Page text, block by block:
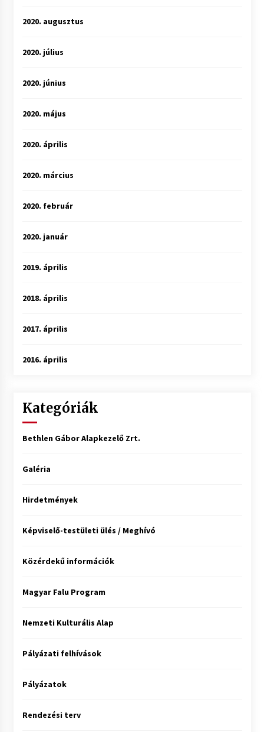
2020. augusztus
2020. július
2020. június
2020. május
2020. április
2020. március
2020. február
2020. január
2019. április
2018. április
2017. április
2016. április
Kategóriák
Bethlen Gábor Alapkezelő Zrt.
Galéria
Hirdetmények
Képviselő-testületi ülés / Meghívó
Közérdekű információk
Magyar Falu Program
Nemzeti Kulturális Alap
Pályázati felhívások
Pályázatok
Rendezési terv